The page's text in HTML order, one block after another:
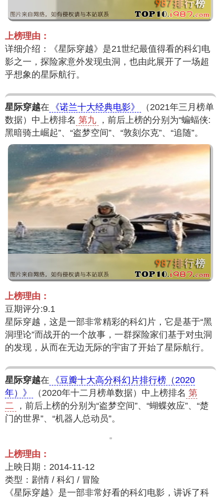
上榜理由：
详细介绍：《星际穿越》是21世纪最值得看的科幻电
影之一，探险家意外发现虫洞，也由此展开了一场超
乎想象的星际航行。
星际穿越在 《诺兰十大经典电影》
（2021年三月榜单
数据）中上榜排名 第九
，前后上榜的分别为“蝙蝠侠:
黑暗骑土崛起”、“盗梦空间”、“敦刻尔克”、“追随”。
上榜理由：
豆期评分:9.1
星际穿越，这是一部非常精彩的科幻片，它是基于“黑
洞理论”而战开的一个故事，一群探险家们基于对虫洞
的发现，从而在无边无际的宇宙了开始了星际航行。
星际穿越在
《豆瓣十大高分科幻片排行榜（2020
年）》
（2020年十二月榜单数据）中上榜排名 第
二
，前后上榜的分别为“盗梦空间”、“蝴蝶效应”、“楚
门的世界”、“机器人总动员”。
上榜理由：
上映日期：2014-11-12
类型：剧情 / 科幻 / 冒险
《星际穿越》是一部非常好看的科幻电影，讲诉了科